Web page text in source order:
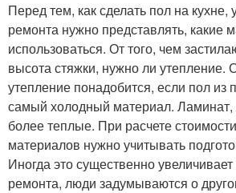
Перед тем, как сделать пол на кухне,
ремонта нужно представлять, какие
использоваться. От того, чем
высота стяжки, нужно ли утепление.
утепление понадобится, если пол из
самый холодный материал. Ламинат,
более теплые. При расчете
материалов нужно учитывать
Иногда это существенно
ремонта, люди задумываются о